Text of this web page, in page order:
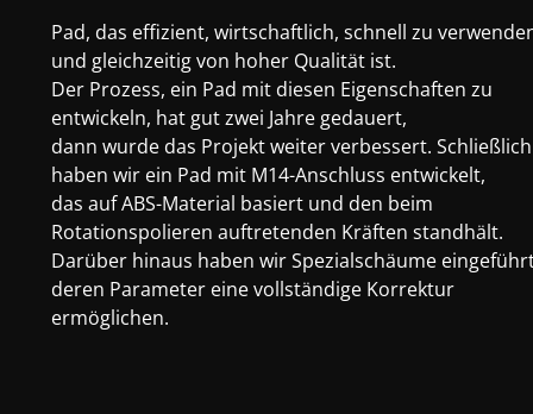
Pad, das effizient, wirtschaftlich, schnell zu
und gleichzeitig von hoher Qualität ist.
Der Prozess, ein Pad mit diesen Eigenschaften zu
entwickeln, hat gut zwei Jahre gedauert,
dann wurde das Projekt weiter verbessert. Schließlich
haben wir ein Pad mit M14-Anschluss entwickelt,
das auf ABS-Material basiert und den beim
Rotationspolieren auftretenden Kräften standhält.
Darüber hinaus haben wir Spezialschäume
deren Parameter eine vollständige Korrektur
ermöglichen.